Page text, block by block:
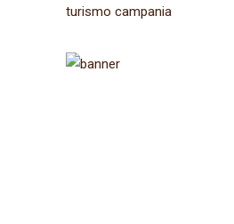
turismo campania